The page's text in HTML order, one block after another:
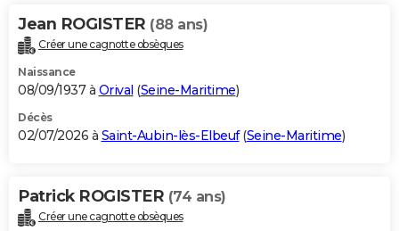
Alimentation
Guide de la santé
Maladies
Médicaments
Sommeil
VOYAGE
Destinations
City break
Voyage nature
Voyage de noces
Forum
Climat
+PHOTO
GUIDES D'ACHAT
BONS PLANS
Carte de Noël
Carte Bonne année
Carte Saint-Valentin
Carte Pâques
Carte d'anniversaire
DICTIONNAIRE
Jean ROGISTER (88 ans)
Créer une cagnotte obsèques
Naissance
08/09/1937 à Orival (Seine-Maritime)
Décès
02/07/2026 à Saint-Aubin-lès-Elbeuf(Seine-Maritime)
Patrick ROGISTER (74 ans)
Créer une cagnotte obsèques